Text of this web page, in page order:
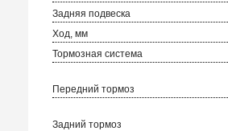
Задняя подвеска
Ход, мм
Тормозная система
Передний тормоз
Задний тормоз